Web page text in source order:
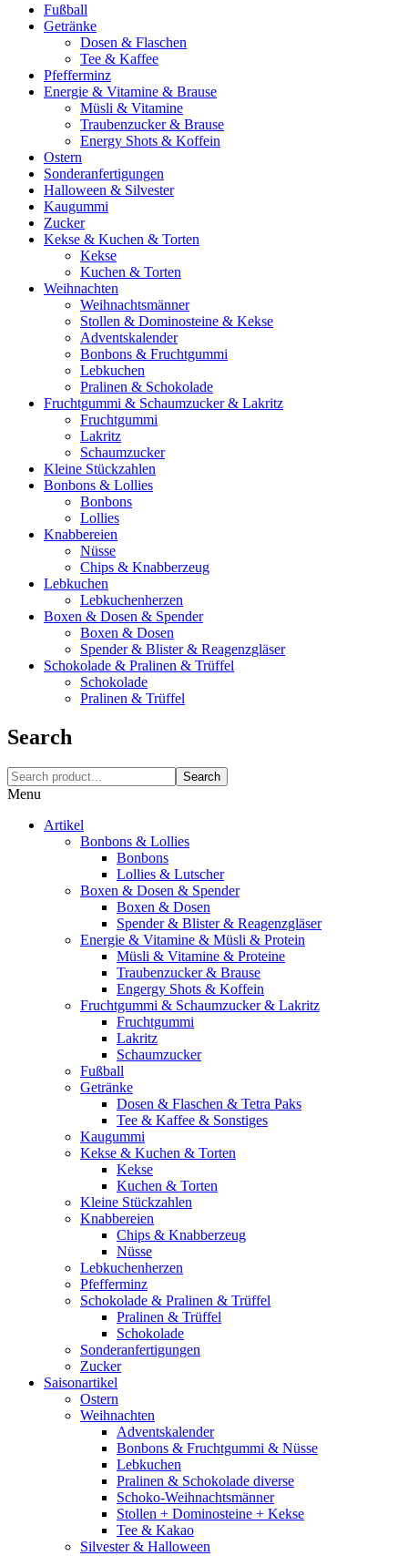
Fußball
Getränke
Dosen & Flaschen
Tee & Kaffee
Pfefferminz
Energie & Vitamine & Brause
Müsli & Vitamine
Traubenzucker & Brause
Energy Shots & Koffein
Ostern
Sonderanfertigungen
Halloween & Silvester
Kaugummi
Zucker
Kekse & Kuchen & Torten
Kekse
Kuchen & Torten
Weihnachten
Weihnachtsmänner
Stollen & Dominosteine & Kekse
Adventskalender
Bonbons & Fruchtgummi
Lebkuchen
Pralinen & Schokolade
Fruchtgummi & Schaumzucker & Lakritz
Fruchtgummi
Lakritz
Schaumzucker
Kleine Stückzahlen
Bonbons & Lollies
Bonbons
Lollies
Knabbereien
Nüsse
Chips & Knabberzeug
Lebkuchen
Lebkuchenherzen
Boxen & Dosen & Spender
Boxen & Dosen
Spender & Blister & Reagenzgläser
Schokolade & Pralinen & Trüffel
Schokolade
Pralinen & Trüffel
Search
Search
Menu
Artikel
Bonbons & Lollies
Bonbons
Lollies & Lutscher
Boxen & Dosen & Spender
Boxen & Dosen
Spender & Blister & Reagenzgläser
Energie & Vitamine & Müsli & Protein
Müsli & Vitamine & Proteine
Traubenzucker & Brause
Engergy Shots & Koffein
Fruchtgummi & Schaumzucker & Lakritz
Fruchtgummi
Lakritz
Schaumzucker
Fußball
Getränke
Dosen & Flaschen & Tetra Paks
Tee & Kaffee & Sonstiges
Kaugummi
Kekse & Kuchen & Torten
Kekse
Kuchen & Torten
Kleine Stückzahlen
Knabbereien
Chips & Knabberzeug
Nüsse
Lebkuchenherzen
Pfefferminz
Schokolade & Pralinen & Trüffel
Pralinen & Trüffel
Schokolade
Sonderanfertigungen
Zucker
Saisonartikel
Ostern
Weihnachten
Adventskalender
Bonbons & Fruchtgummi & Nüsse
Lebkuchen
Pralinen & Schokolade diverse
Schoko-Weihnachtsmänner
Stollen + Dominosteine + Kekse
Tee & Kakao
Silvester & Halloween